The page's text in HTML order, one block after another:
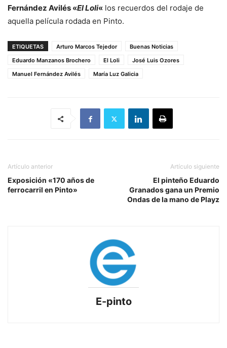
Fernández Avilés «El Loli« los recuerdos del rodaje de
aquella película rodada en Pinto.
ETIQUETAS Arturo Marcos Tejedor
Buenas Noticias
Eduardo Manzanos Brochero
El Loli
José Luis Ozores
Manuel Fernández Avilés
María Luz Galicia
Artículo anterior
Exposición «170 años de
ferrocarril en Pinto»
Artículo siguiente
El pinteño Eduardo
Granados gana un Premio
Ondas de la mano de Playz
E-pinto